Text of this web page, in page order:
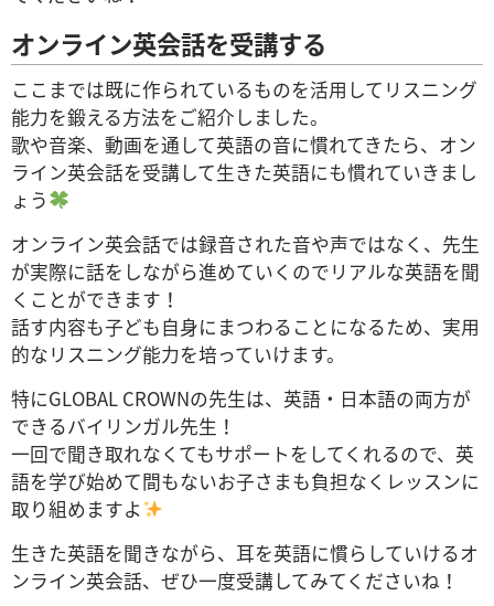
オンライン英会話を受講する
ここまでは既に作られているものを活用してリスニング
能力を鍛える方法をご紹介しました。
歌や音楽、動画を通して英語の音に慣れてきたら、オン
ライン英会話を受講して生きた英語にも慣れていきまし
ょう
オンライン英会話では録音された音や声ではなく、先生
が実際に話をしながら進めていくのでリアルな英語を聞
くことができます！
話す内容も子ども自身にまつわることになるため、実用
的なリスニング能力を培っていけます。
特にGLOBAL CROWNの先生は、英語・日本語の両方が
できるバイリンガル先生！
一回で聞き取れなくてもサポートをしてくれるので、英
語を学び始めて間もないお子さまも負担なくレッスンに
取り組めますよ
生きた英語を聞きながら、耳を英語に慣らしていけるオ
ンライン英会話、ぜひ一度受講してみてくださいね！